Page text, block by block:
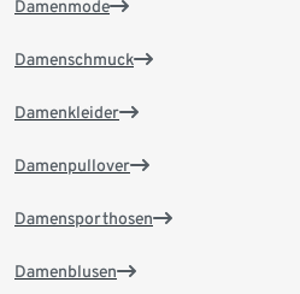
Damenmode
Damenschmuck
Damenkleider
Damenpullover
Damensporthosen
Damenblusen